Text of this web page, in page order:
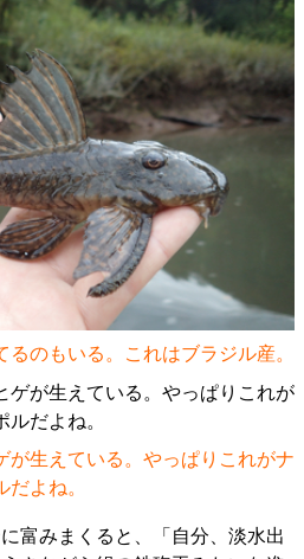
のもいる。これはブラジル産。
が生えている。やっぱりこれがナ
よね。
富みまくると、「自分、淡水出